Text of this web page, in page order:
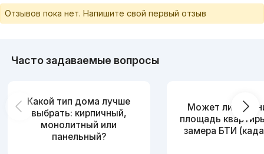
Отзывов пока нет. Напишите свой первый отзыв
Часто задаваемые вопросы
Какой тип дома лучше
выбрать: кирпичный,
монолитный или
панельный?
Может ли
площадь
замера БТИ